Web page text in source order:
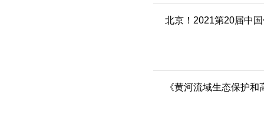
北京！2021第20届中
《黄河流域生态保护